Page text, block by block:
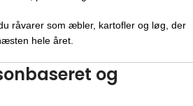
råvarer som æbler, kartofler og løg, der
hele året.
og